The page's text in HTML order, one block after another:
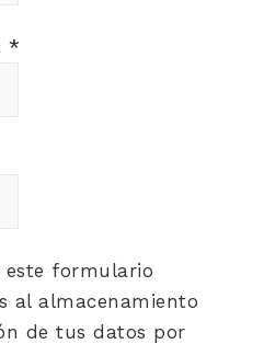
*
este formulario
al almacenamiento
de tus datos por